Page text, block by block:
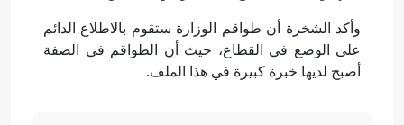
وأكد الشخرة أن طواقم الوزارة ستقوم بالاطلاع الدائم
على الوضع في القطاع، حيث أن الطواقم في الضفة
أصبح لديها خبرة كبيرة في هذا الملف.